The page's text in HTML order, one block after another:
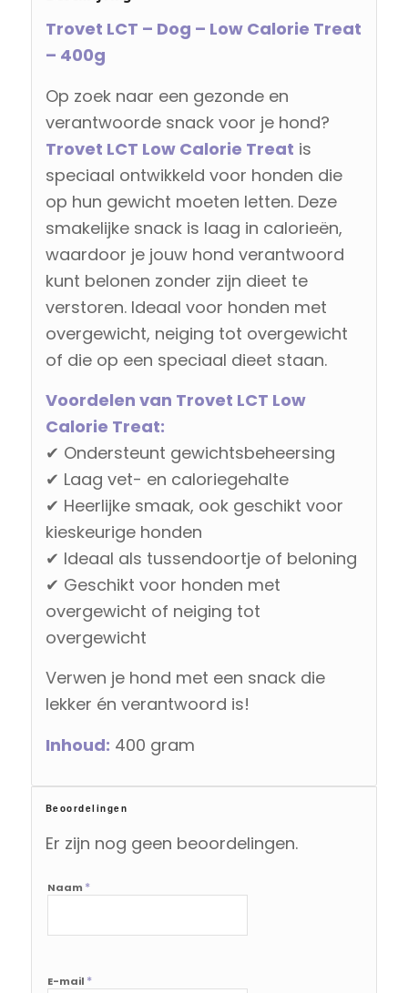
Trovet LCT – Dog – Low Calorie Treat
– 400g
Op zoek naar een gezonde en
verantwoorde snack voor je hond?
Trovet LCT Low Calorie Treat is
speciaal ontwikkeld voor honden die
op hun gewicht moeten letten. Deze
smakelijke snack is laag in calorieën,
waardoor je jouw hond verantwoord
kunt belonen zonder zijn dieet te
verstoren. Ideaal voor honden met
overgewicht, neiging tot overgewicht
of die op een speciaal dieet staan.
Voordelen van Trovet LCT Low
Calorie Treat:
✔ Ondersteunt gewichtsbeheersing
✔ Laag vet- en caloriegehalte
✔ Heerlijke smaak, ook geschikt voor
kieskeurige honden
✔ Ideaal als tussendoortje of beloning
✔ Geschikt voor honden met
overgewicht of neiging tot
overgewicht
Verwen je hond met een snack die
lekker én verantwoord is!
Inhoud: 400 gram
Beoordelingen
Er zijn nog geen beoordelingen.
Naam *
E-mail *